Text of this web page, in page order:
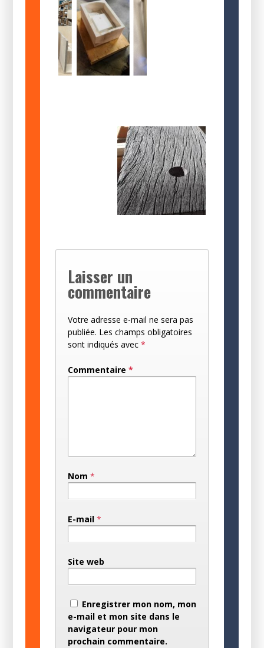
Laisser un
commentaire
Votre adresse e-mail ne sera pas
publiée. Les champs obligatoires
sont indiqués avec *
Commentaire *
Nom *
E-mail *
Site web
Enregistrer mon nom, mon
e-mail et mon site dans le
navigateur pour mon
prochain commentaire.